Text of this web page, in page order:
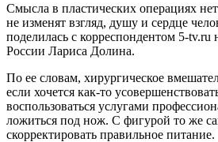
Смысла в пластических операциях
не изменят взгляд, душу и сердце
поделилась с корреспондентом 5-tv.ru
России Лариса Долина.
По ее словам, хирургическое
если хочется как-то
воспользоваться услугами
ложиться под нож. С фигурой то же
скорректировать правильное питание.